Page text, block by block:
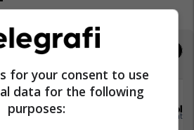
for your consent to use
data for the following
purposes: